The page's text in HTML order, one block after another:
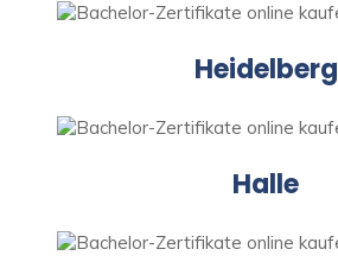
Heidelberg
Halle